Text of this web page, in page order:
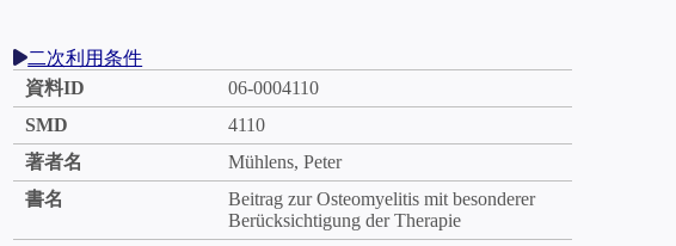
二次利用条件
資料ID
06-0004110
SMD
4110
著者名
Mühlens, Peter
書名
Beitrag zur Osteomyelitis mit besonderer
Berücksichtigung der Therapie